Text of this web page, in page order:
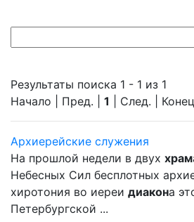
Результаты поиска 1 - 1 из 1
Начало | Пред. | 1 | След. | Конец
Архиерейские служения
На прошлой недели в двух храм
Небесных Сил бесплотных
хиротония во иереи диакона
Петербургской ...